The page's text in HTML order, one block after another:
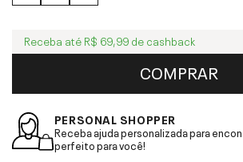
Receba até R$ 69,99 de cashback
COMPRAR
PERSONAL SHOPPER
Receba ajuda personalizada para
perfeito para você!